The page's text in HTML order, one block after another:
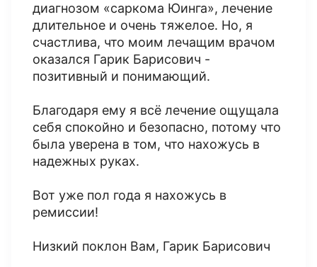
диагнозом «саркома Юинга», лечение
длительное и очень тяжелое. Но, я
счастлива, что моим лечащим врачом
оказался Гарик Барисович -
позитивный и понимающий.
Благодаря ему я всё лечение ощущала
себя спокойно и безопасно, потому что
была уверена в том, что нахожусь в
надежных руках.
Вот уже пол года я нахожусь в
ремиссии!
Низкий поклон Вам, Гарик Барисович